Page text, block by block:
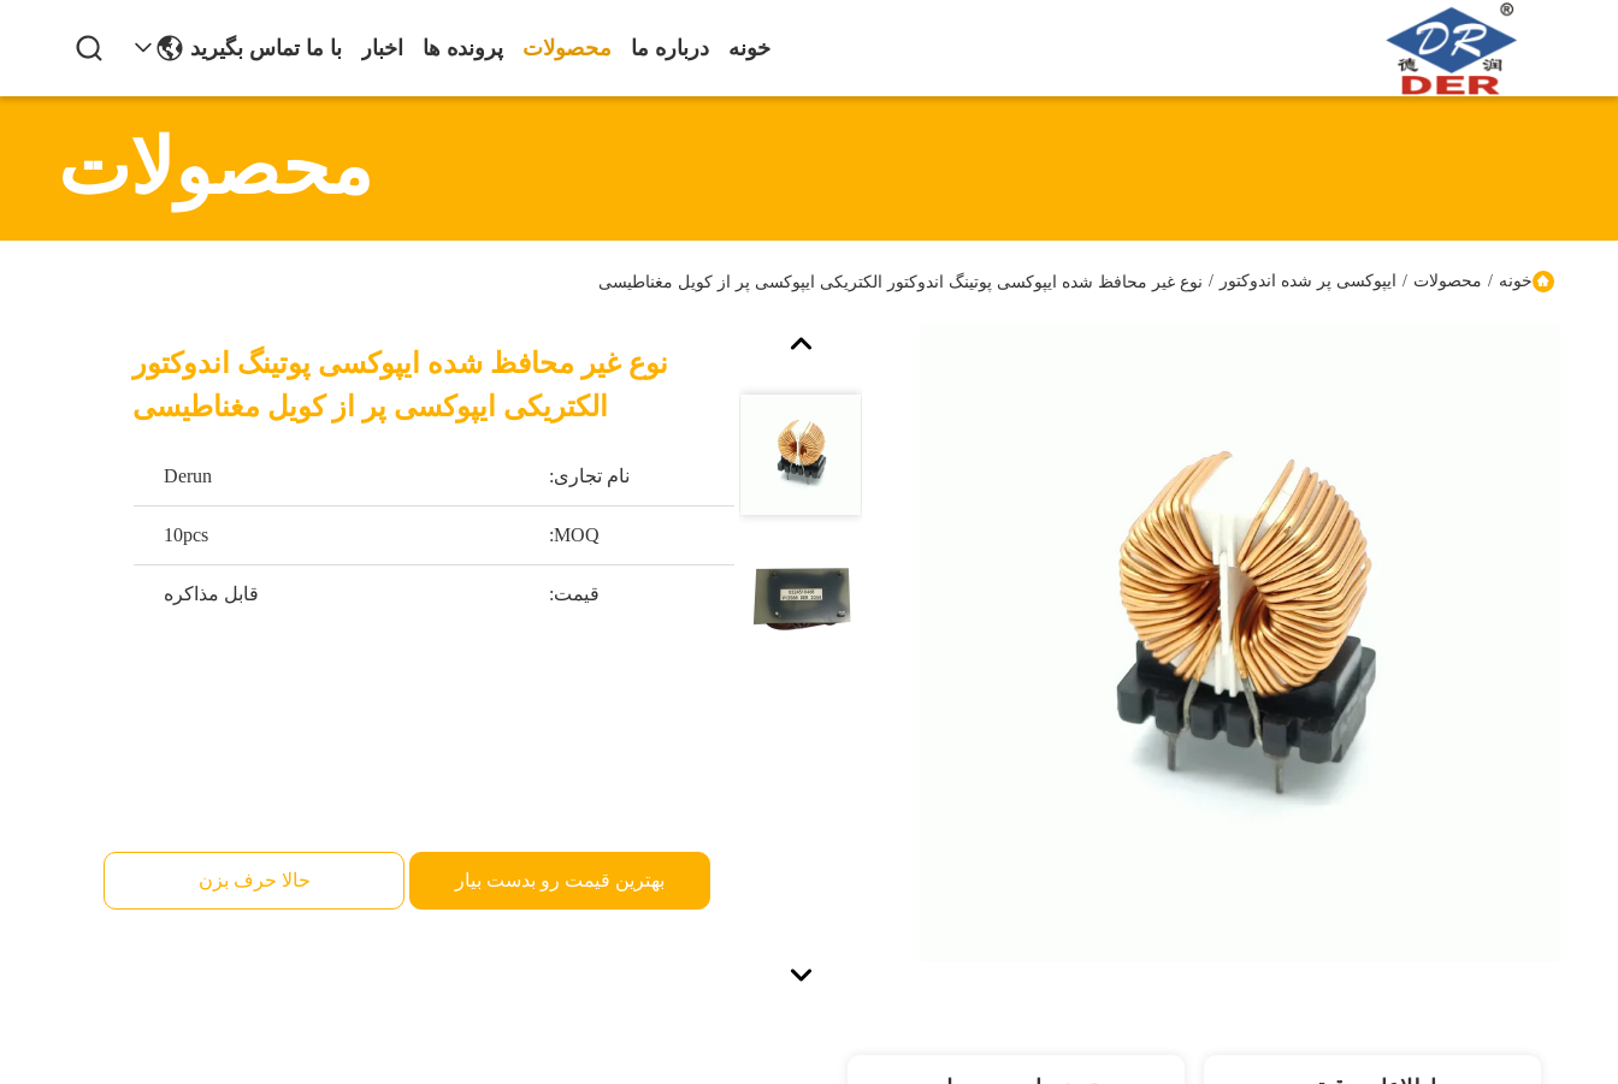
خونه درباره ما محصولات پرونده ها اخبار با ما تماس بگیرید
محصولات
خونه / محصولات / ایپوکسی پر شده اندوکتور / نوع غیر محافظ شده ایپوکسی پوتینگ اندوکتور الکتریکی ایپوکسی پر از کویل مغناطیسی
نوع غیر محافظ شده ایپوکسی پوتینگ اندوکتور
الکتریکی ایپوکسی پر از کویل مغناطیسی
نام تجاری: Derun
MOQ:
10pcs
قیمت: قابل مذاکره
بهترین قیمت رو بدست بیار حالا حرف بزن